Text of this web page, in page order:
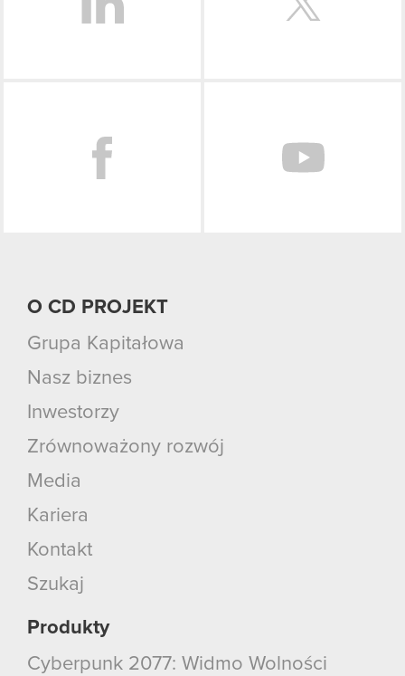
O CD PROJEKT
Grupa Kapitałowa
Nasz biznes
Inwestorzy
Zrównoważony rozwój
Media
Kariera
Kontakt
Szukaj
Produkty
Cyberpunk 2077: Widmo Wolności